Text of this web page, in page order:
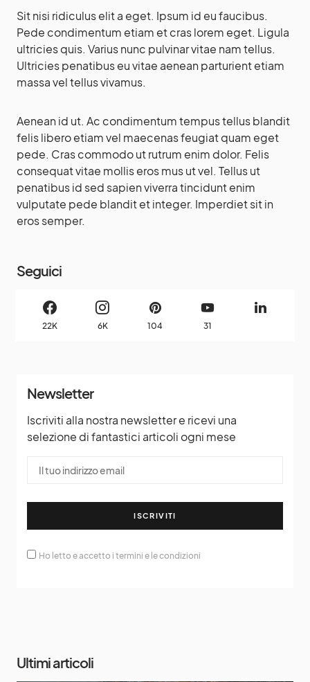
Sit nisi ridiculus elit a eget. Ipsum id eu faucibus.
Pede condimentum etiam et cras lorem eget. Ligula
ultricies quis. Varius nunc pulvinar vitae nam tellus.
Ultricies penatibus eu vitae aenean parturient etiam
massa vel tellus vivamus.
Aenean id ut. Ac condimentum tempus tellus blandit
felis libero etiam vel maecenas feugiat quam eget
pede. Cras commodo ut rutrum enim dolor. Felis
consequat vitae mollis eros mus ut vel. Tellus ut
penatibus id sed sapien viverra tincidunt enim
vulputate pede blandit et integer. Imperdiet sit in
eros semper.
Seguici
22K 6K 104 31
Newsletter
Iscriviti alla nostra newsletter e ricevi una
selezione di fantastici articoli ogni mese
ISCRIVITI
Ho letto e accetto i termini e le condizioni
Ultimi articoli